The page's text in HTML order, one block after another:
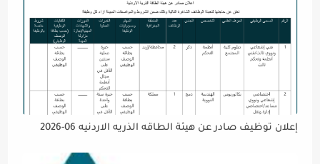
إعلان توظيف صادر عن هيئة الطاقه الذريه الاردنيه 06-2026